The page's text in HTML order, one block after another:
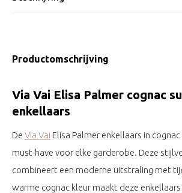
Productomschrijving
Via Vai Elisa Palmer cognac
enkellaars
De Via Vai Elisa Palmer enkellaars in
must-have voor elke garderobe. Deze
combineert een moderne uitstraling met
warme cognac kleur maakt deze